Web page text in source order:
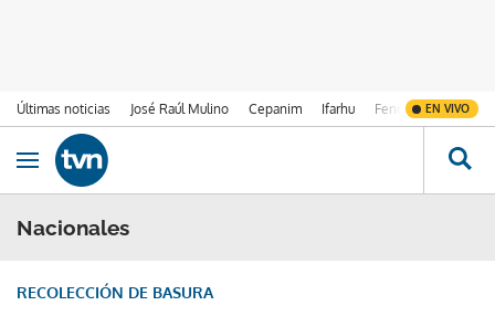
Últimas noticias José Raúl Mulino Cepanim Ifarhu Fenómeno de El
EN VIVO
Ir al contenido
Obrir navegació
Nacionales
RECOLECCIÓN DE BASURA